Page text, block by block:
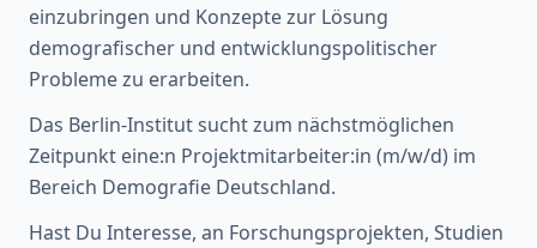
einzubringen und Konzepte zur Lösung
demografischer und entwicklungspolitischer
Probleme zu erarbeiten.
Das Berlin-Institut sucht zum nächstmöglichen
Zeitpunkt eine:n Projektmitarbeiter:in (m/w/d) im
Bereich Demografie Deutschland.
Hast Du Interesse, an Forschungsprojekten, Studien